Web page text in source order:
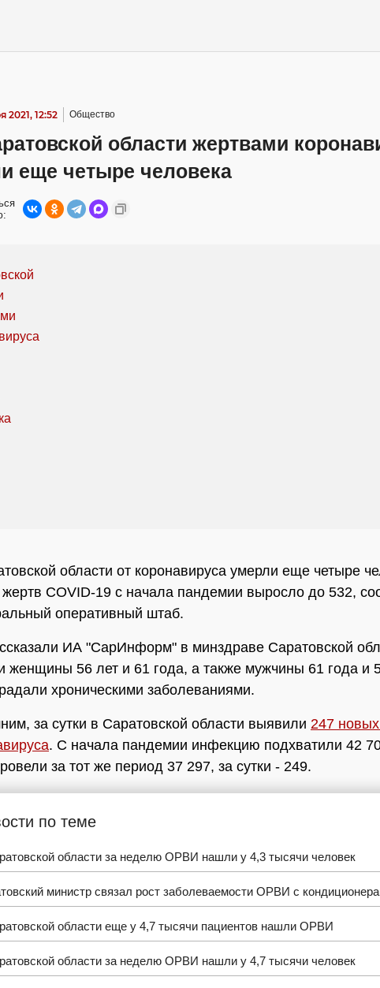
2021, 12:52 Общество
области жертвами
еще четыре человека
области от коронавируса умерли еще четыре
COVID-19 с начала пандемии выросло до 532,
оперативный штаб.
ИА "СарИнформ" в минздраве Саратовской
женщины 56 лет и 61 года, а также мужчины 61 года и
хроническими заболеваниями.
за сутки в Саратовской области выявили 247
. С начала пандемии инфекцию подхватили 42
за тот же период 37 297, за сутки - 249.
по теме
области за неделю ОРВИ нашли у 4,3 тысячи человек
министр связал рост заболеваемости ОРВИ с
области еще у 4,7 тысячи пациентов нашли ОРВИ
области за неделю ОРВИ нашли у 4,7 тысячи человек